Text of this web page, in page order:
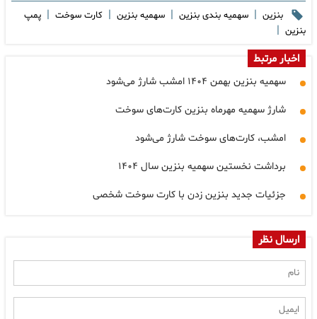
بنزین | سهمیه بندی بنزین | سهمیه بنزین | کارت سوخت | پمپ
بنزین |
اخبار مرتبط
سهمیه بنزین بهمن ۱۴۰۴ امشب شارژ می‌شود
شارژ سهمیه مهرماه بنزین کارت‌های سوخت
امشب، کارت‌های سوخت شارژ می‌شود
برداشت نخستین سهمیه بنزین سال ۱۴۰۴
جزئیات جدید بنزین زدن با کارت سوخت شخصی
ارسال نظر